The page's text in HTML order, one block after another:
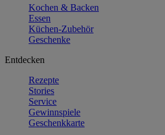
Kochen & Backen
Essen
Küchen-Zubehör
Geschenke
Entdecken
Rezepte
Stories
Service
Gewinnspiele
Geschenkkarte